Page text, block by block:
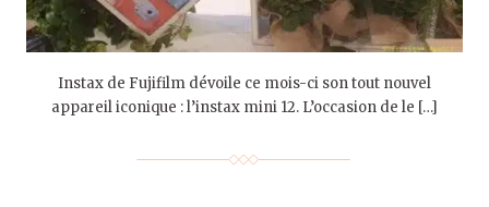
Instax de Fujifilm dévoile ce mois-ci son tout nouvel
appareil iconique : l’instax mini 12. L’occasion de le […]